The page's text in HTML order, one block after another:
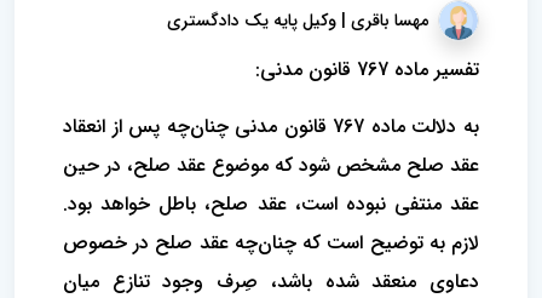
مهسا باقری | وکیل پایه یک دادگستری
تفسیر ماده 767 قانون مدنی:
به دلالت ماده 767 قانون مدنی چنان‌چه پس از انعقاد
عقد صلح مشخص شود که موضوع عقد صلح، در حین
عقد منتفی نبوده است، عقد صلح، باطل خواهد بود.
لازم به توضیح است که چنان‌چه عقد صلح در خصوص
دعاوی منعقد شده باشد، صِرف وجود تنازع میان